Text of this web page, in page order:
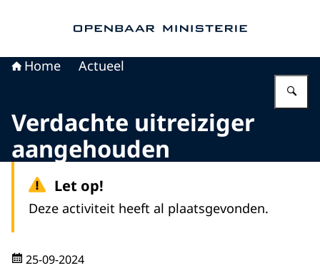
Home Actueel
Verdachte uitreiziger
aangehouden
Let op!
Deze activiteit heeft al plaatsgevonden.
25-09-2024